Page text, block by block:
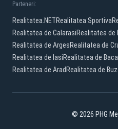
Parteneri:
Realitatea.NETRealitatea Sportiva
Realitatea de CalarasiRealitatea de
Realitatea de ArgesRealitatea de
Realitatea de IasiRealitatea de
Realitatea de Arad Realitatea de
© 2026 PHG